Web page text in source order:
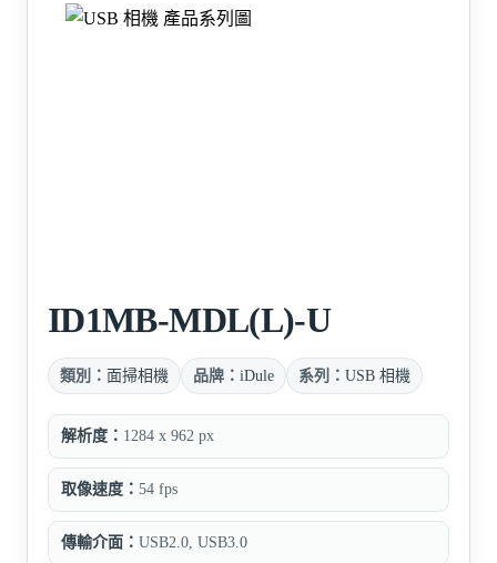
ID1MB-MDL(L)-U
類別： 面掃相機 品牌： iDule 系列： USB 相機
解析度： 1284 x 962 px
取像速度： 54 fps
傳輸介面： USB2.0, USB3.0